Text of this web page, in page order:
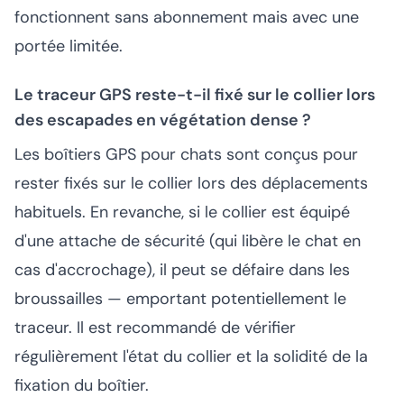
fonctionnent sans abonnement mais avec une
portée limitée.
Le traceur GPS reste-t-il fixé sur le collier lors
des escapades en végétation dense ?
Les boîtiers GPS pour chats sont conçus pour
rester fixés sur le collier lors des déplacements
habituels. En revanche, si le collier est équipé
d'une attache de sécurité (qui libère le chat en
cas d'accrochage), il peut se défaire dans les
broussailles — emportant potentiellement le
traceur. Il est recommandé de vérifier
régulièrement l'état du collier et la solidité de la
fixation du boîtier.